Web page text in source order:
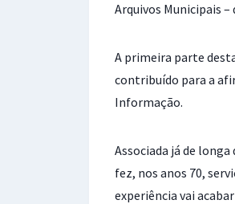
Arquivos Municipais
A primeira parte
contribuído para a
Informação.
Associada já de
fez, nos anos 70,
experiência vai